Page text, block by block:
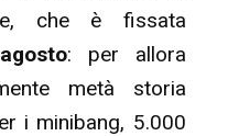
che è fissata
: per allora
metà storia
i minibang, 5.000